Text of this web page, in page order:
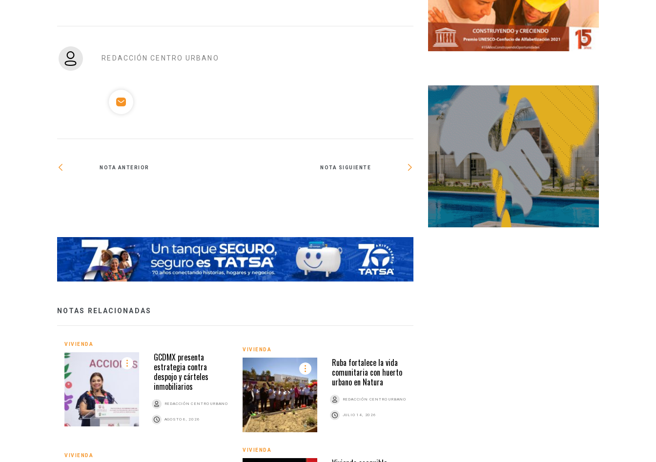
REDACCIÓN CENTRO URBANO
NOTA ANTERIOR NOTA SIGUIENTE
Reactivará Pemex producción de
fertilizantes
NOTAS RELACIONADAS
VIVIENDA
GCDMX presenta
estrategia contra
despojo y cárteles
inmobiliarios
REDACCIÓN CENTRO URBANO
AGOSTO 6, 2026
VIVIENDA
Ruba fortalece la vida
comunitaria con huerto
urbano en Natura
REDACCIÓN CENTRO URBANO
JULIO 14, 2026
VIVIENDA
VIVIENDA